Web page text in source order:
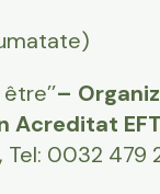
–
Acreditat
, Tel: 0032 479